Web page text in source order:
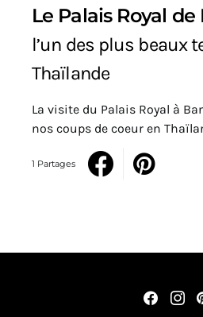
Le Palais Royal
l’un des plus beaux
Thaïlande
La visite du Palais Royal à
nos coups de coeur en
1 Partages